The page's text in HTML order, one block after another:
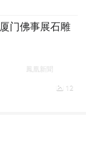
门佛事展石雕
12